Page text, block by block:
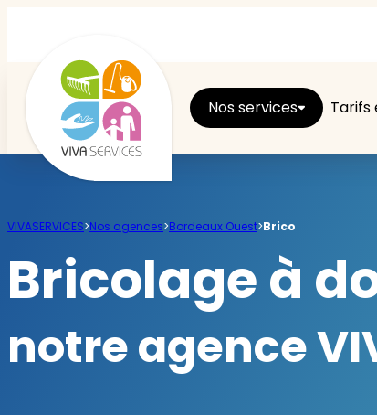
Nos services Tarifs
Repassage
Jardin
VIVASERVICES>Nos agences>Bordeaux Ouest>Brico
Bricolage à
notre agence